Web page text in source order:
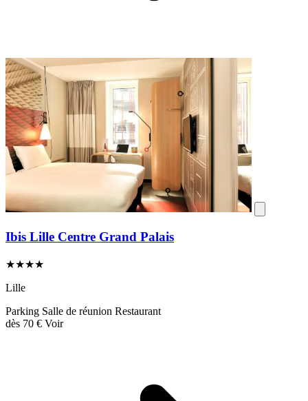
Ibis Lille Centre Grand Palais
★★★★
Lille
Parking Salle de réunion Restaurant
dès 70 € Voir